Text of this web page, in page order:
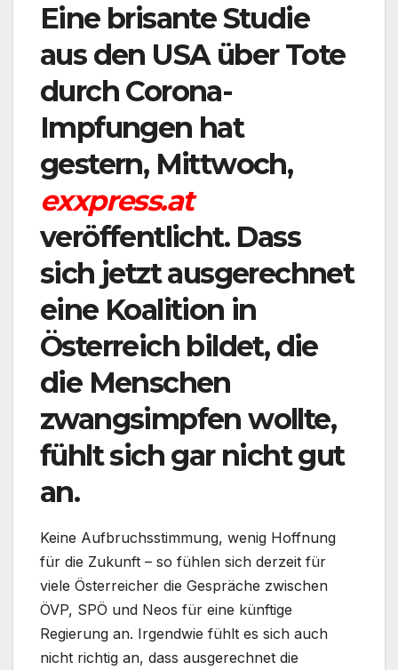
Eine brisante Studie
aus den USA über Tote
durch Corona-
Impfungen hat
gestern, Mittwoch,
exxpress.at
veröffentlicht. Dass
sich jetzt ausgerechnet
eine Koalition in
Österreich bildet, die
die Menschen
zwangsimpfen wollte,
fühlt sich gar nicht gut
an.
Keine Aufbruchsstimmung, wenig Hoffnung
für die Zukunft – so fühlen sich derzeit für
viele Österreicher die Gespräche zwischen
ÖVP, SPÖ und Neos für eine künftige
Regierung an. Irgendwie fühlt es sich auch
nicht richtig an, dass ausgerechnet die